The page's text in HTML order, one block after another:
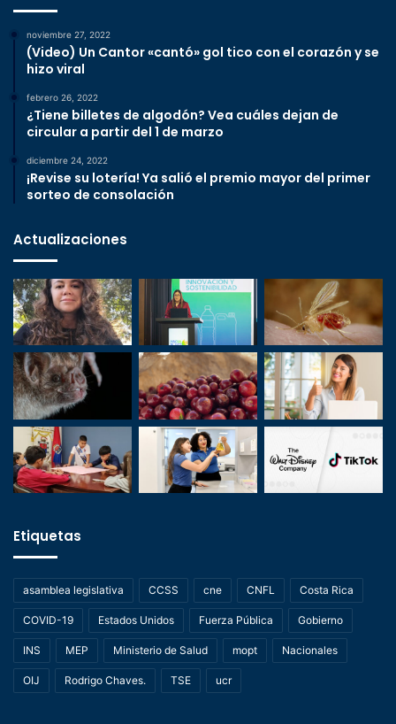
noviembre 27, 2022
(Video) Un Cantor «cantó» gol tico con el corazón y se
hizo viral
febrero 26, 2022
¿Tiene billetes de algodón? Vea cuáles dejan de
circular a partir del 1 de marzo
diciembre 24, 2022
¡Revise su lotería! Ya salió el premio mayor del primer
sorteo de consolación
Actualizaciones
Etiquetas
asamblea legislativa CCSS cne CNFL Costa Rica
COVID-19 Estados Unidos Fuerza Pública Gobierno
INS MEP Ministerio de Salud mopt Nacionales
OIJ Rodrigo Chaves. TSE ucr